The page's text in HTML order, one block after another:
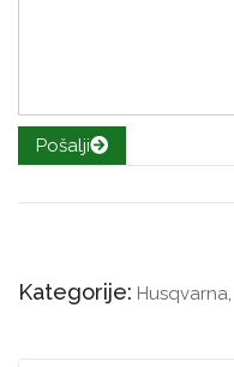
Pošalji
Kategorije: Husqvarna,